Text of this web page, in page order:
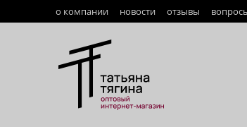
о компании
Доставка
Возврат
новости отзывы